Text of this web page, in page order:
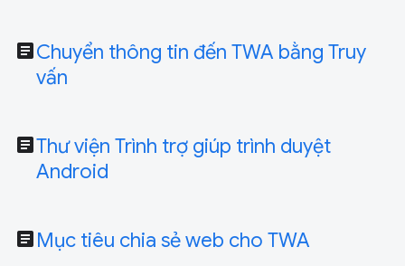
articleChuyển thông tin đến TWA bằng Truy
vấn
articleThư viện Trình trợ giúp trình duyệt
Android
article Mục tiêu chia sẻ web cho TWA